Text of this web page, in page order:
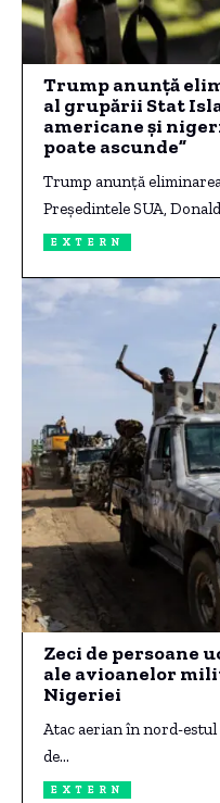
Trump anunță
al grupării Stat
americane și
poate ascunde”
Trump anunță
Președintele SUA,
EXTERN
Zeci de persoane
ale avioanelor
Nigeriei
Atac aerian în nord-
de…
EXTERN